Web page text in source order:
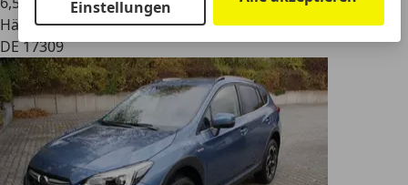
Einstellungen
Händler
DE 17309